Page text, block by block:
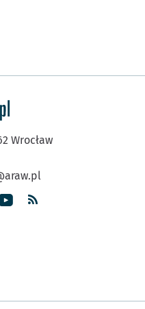
Wrocław